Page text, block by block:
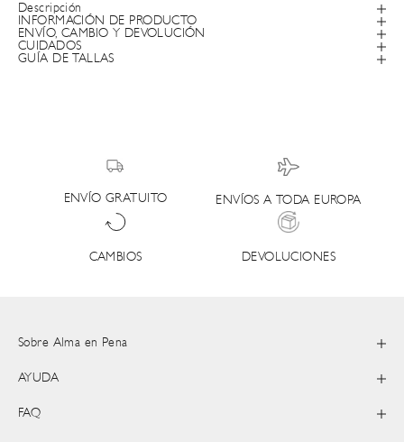
Descripción
INFORMACIÓN DE PRODUCTO
ENVÍO, CAMBIO Y DEVOLUCIÓN
CUIDADOS
GUÍA DE TALLAS
ENVÍO GRATUITO ENVÍOS A TODA EUROPA
CAMBIOS DEVOLUCIONES
Sobre Alma en Pena
AYUDA
FAQ